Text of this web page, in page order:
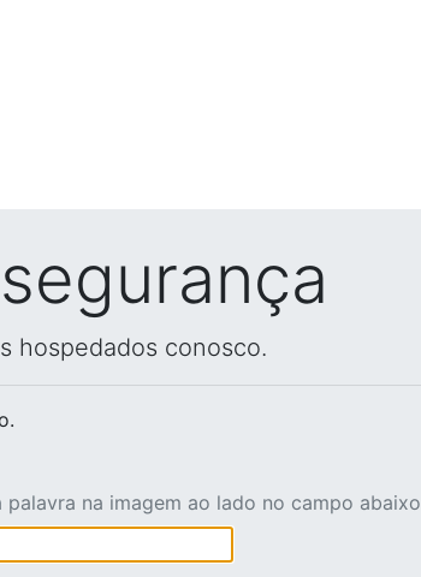
hospedados conosco.
palavra na imagem ao lado no campo abaixo